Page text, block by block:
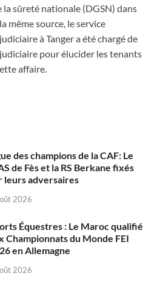
sûreté nationale (DGSN) dans
même source, le service
à Tanger a été chargé de
pour élucider les tenants
affaire.
des champions de la CAF: Le
de Fès et la RS Berkane fixés
leurs adversaires
2026
Équestres : Le Maroc qualifié
Championnats du Monde FEI
en Allemagne
2026